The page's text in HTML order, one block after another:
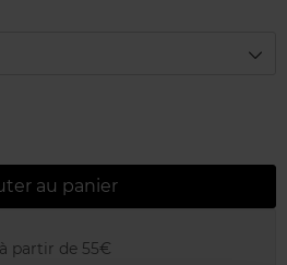
au panier
partir de 55€